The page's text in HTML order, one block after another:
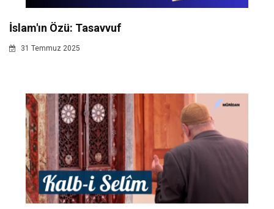
İslam'ın Özü: Tasavvuf
31 Temmuz 2025